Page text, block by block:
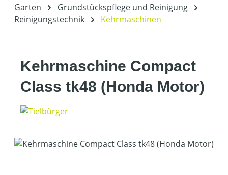
Garten
Grundstückspflege und Reinigung
Reinigungstechnik
Kehrmaschinen
Kehrmaschine Compact
Class tk48 (Honda Motor)
Bildergalerie überspringen